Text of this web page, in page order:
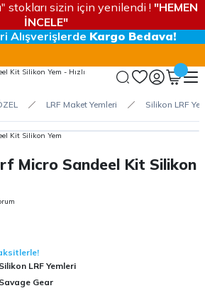
stokları sizin için yenilendi ! "HEMEN
İNCELE"
Alışverişlerde Kargo Bedava!
LRF Maket Yemleri Silikon LRF
Micro Sandeel Kit Silikon
Silikon LRF Yemleri
Savage Gear